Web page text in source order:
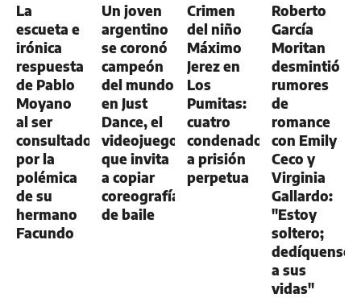
La
escueta e
irónica
respuesta
de Pablo
Moyano
al ser
consultado
por la
polémica
de su
hermano
Facundo
Un joven
argentino
se coronó
campeón
del mundo
en Just
Dance, el
videojuego
que invita
a copiar
coreografías
de baile
Crimen
del niño
Máximo
Jerez en
Los
Pumitas:
cuatro
condenados
a prisión
perpetua
Roberto
García
Moritan
desmintió
rumores
de
romance
con Emily
Ceco y
Virginia
Gallardo:
"Estoy
soltero;
dedíquense
a sus
vidas"